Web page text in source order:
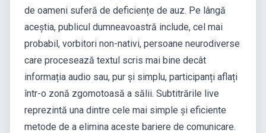
de oameni suferă de deficiențe de auz. Pe lângă
aceștia, publicul dumneavoastră include, cel mai
probabil, vorbitori non-nativi, persoane neurodiverse
care procesează textul scris mai bine decât
informația audio sau, pur și simplu, participanți aflați
într-o zonă zgomotoasă a sălii. Subtitrările live
reprezintă una dintre cele mai simple și eficiente
metode de a elimina aceste bariere de comunicare.